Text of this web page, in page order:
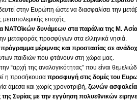
στην Ευρώπη ώστε να διασφαλίσει την
μεταπολεμικής εποχής.
ΝΑΤΟϊκών δυνάμεων στα παράλια της Μ.
μεταφοράς προσφύγων στα ελληνικά νησιά.
πρόγραμμα μέριμνας και προστασίας σε
παιδιών που φτάνουν στη χώρα μας.
“αρχή της αναλογικότητας” που είναι
η προσήκουσα προσφυγή στις δομές του
άμεσα και χωρίς χρονοτριβή, ζωνών
της Συρίας με την εγγύηση πολυεθνικών